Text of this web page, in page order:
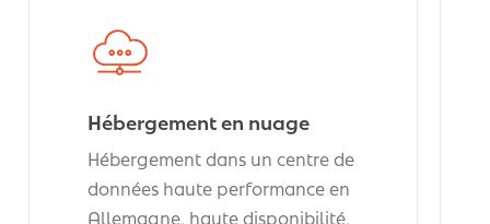
Hébergement en nuage
Hébergement dans un centre de
données haute performance en
Allemagne, haute disponibilité,